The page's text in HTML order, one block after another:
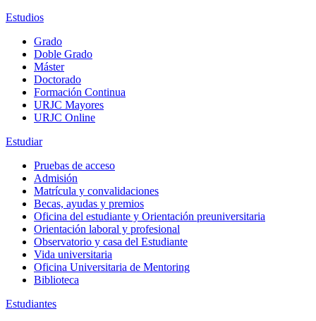
Estudios
Grado
Doble Grado
Máster
Doctorado
Formación Continua
URJC Mayores
URJC Online
Estudiar
Pruebas de acceso
Admisión
Matrícula y convalidaciones
Becas, ayudas y premios
Oficina del estudiante y Orientación preuniversitaria
Orientación laboral y profesional
Observatorio y casa del Estudiante
Vida universitaria
Oficina Universitaria de Mentoring
Biblioteca
Estudiantes